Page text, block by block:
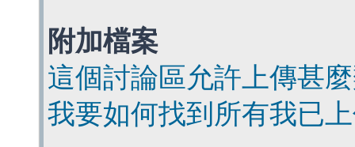
附加檔案
這個討論區允許上傳甚
我要如何找到所有我已